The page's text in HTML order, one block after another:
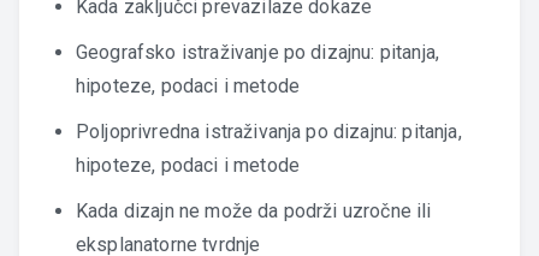
Kada zaključci prevazilaze dokaze
Geografsko istraživanje po dizajnu: pitanja,
hipoteze, podaci i metode
Poljoprivredna istraživanja po dizajnu: pitanja,
hipoteze, podaci i metode
Kada dizajn ne može da podrži uzročne ili
eksplanatorne tvrdnje